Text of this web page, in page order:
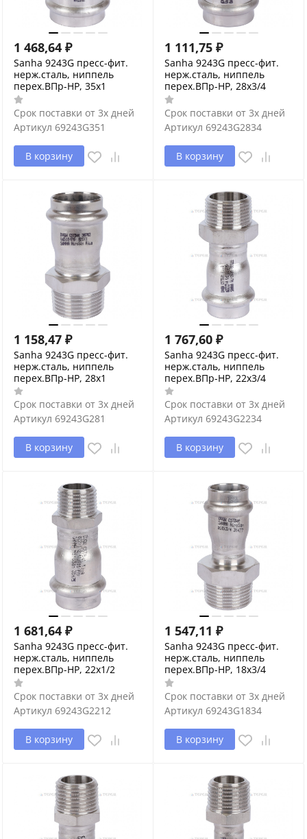
1 468,64 ₽
Sanha 9243G пресс-фит.
нерж.сталь, ниппель
перех.ВПр-НР, 35x1
Срок поставки от 3х дней
Артикул 69243G351
В корзину
1 111,75 ₽
Sanha 9243G пресс-фит.
нерж.сталь, ниппель
перех.ВПр-НР, 28x3/4
Срок поставки от 3х дней
Артикул 69243G2834
В корзину
1 158,47 ₽
Sanha 9243G пресс-фит.
нерж.сталь, ниппель
перех.ВПр-НР, 28x1
Срок поставки от 3х дней
Артикул 69243G281
В корзину
1 767,60 ₽
Sanha 9243G пресс-фит.
нерж.сталь, ниппель
перех.ВПр-НР, 22x3/4
Срок поставки от 3х дней
Артикул 69243G2234
В корзину
1 681,64 ₽
Sanha 9243G пресс-фит.
нерж.сталь, ниппель
перех.ВПр-НР, 22x1/2
Срок поставки от 3х дней
Артикул 69243G2212
В корзину
1 547,11 ₽
Sanha 9243G пресс-фит.
нерж.сталь, ниппель
перех.ВПр-НР, 18x3/4
Срок поставки от 3х дней
Артикул 69243G1834
В корзину